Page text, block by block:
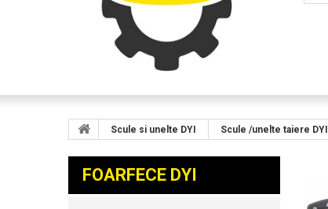
Scule si unelte DYI Scule /unelte taiere DYI
FOARFECE DYI